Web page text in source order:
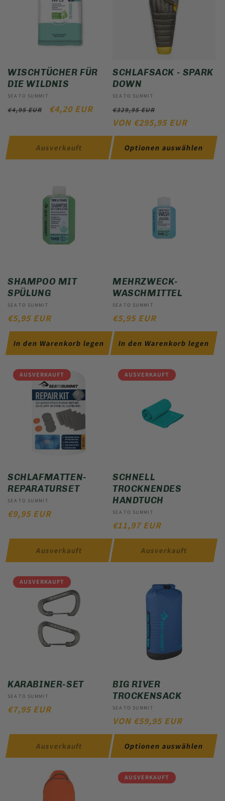
WISCHTÜCHER FÜR
DIE WILDNIS
Anbieter:
SEA TO SUMMIT
NORMALER
€4,95 EUR VERKAUFSPREIS
€4,20 EUR
Ausverkauft
SCHLAFSACK - SPARK
DOWN
Anbieter:
SEA TO SUMMIT
NORMALER
PREIS
€329,95 EUR
VON €295,95 EUR
Optionen auswählen
SHAMPOO MIT
SPÜLUNG
Anbieter:
SEA TO SUMMIT
NORMALER
PREIS
€5,95 EUR
In den Warenkorb legen
MEHRZWECK-
WASCHMITTEL
Anbieter:
SEA TO SUMMIT
NORMALER
PREIS
€5,95 EUR
In den Warenkorb legen
AUSVERKAUFT
SCHLAFMATTEN-
REPARATURSET
Anbieter:
SEA TO SUMMIT
NORMALER
€9,95 EUR
Ausverkauft
AUSVERKAUFT
SCHNELL
TROCKNENDES
HANDTUCH
Anbieter:
SEA TO SUMMIT
NORMALER
PREIS
€11,97 EUR
Ausverkauft
AUSVERKAUFT
KARABINER-SET
Anbieter:
SEA TO SUMMIT
NORMALER
€7,95 EUR
Ausverkauft
BIG RIVER
TROCKENSACK
Anbieter:
SEA TO SUMMIT
NORMALER
PREIS
VON €59,95 EUR
Optionen auswählen
AUSVERKAUFT